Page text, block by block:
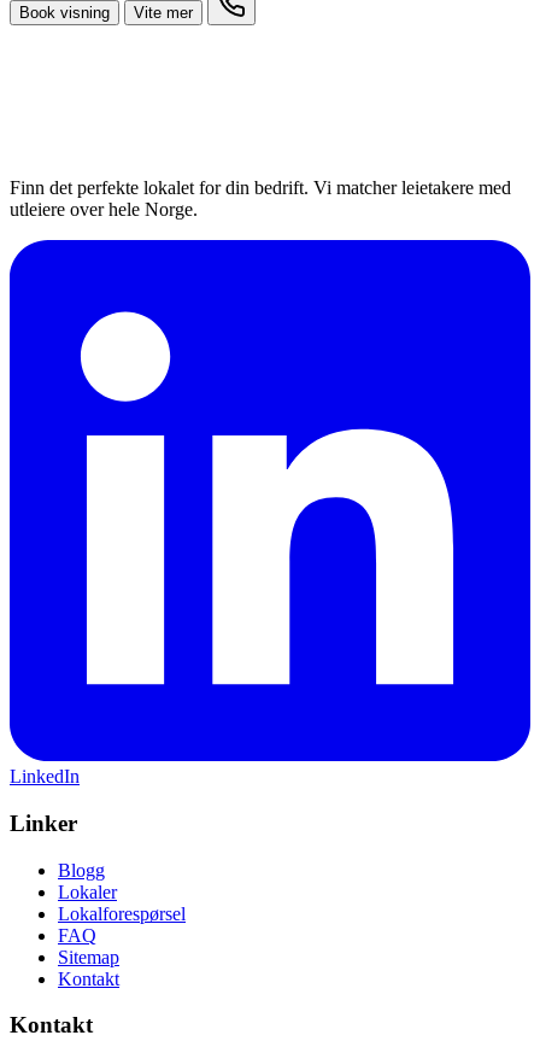
Book visning Vite mer
Finn det perfekte lokalet for din bedrift. Vi matcher leietakere med
utleiere over hele Norge.
LinkedIn
Linker
Blogg
Lokaler
Lokalforespørsel
FAQ
Sitemap
Kontakt
Kontakt